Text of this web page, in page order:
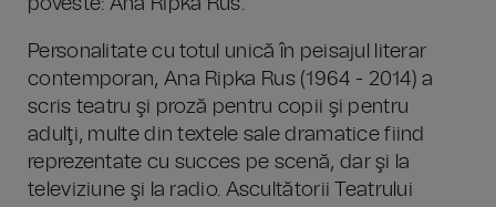
poveste: Ana Ripka Rus.
Personalitate cu totul unică în peisajul literar
contemporan, Ana Ripka Rus (1964 - 2014) a
scris teatru şi proză pentru copii şi pentru
adulţi, multe din textele sale dramatice fiind
reprezentate cu succes pe scenă, dar şi la
televiziune şi la radio. Ascultătorii Teatrului